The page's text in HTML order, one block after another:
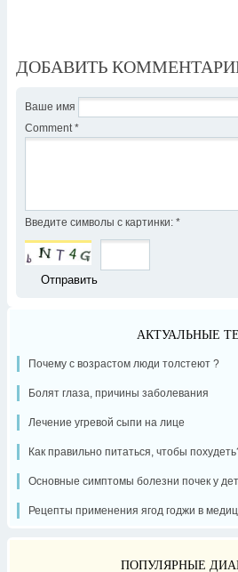
ДОБАВИТЬ
Ваше имя
Comment *
Введите символы с картинки: *
АКТУАЛЬНЫЕ
Почему с возрастом люди толстеют ?
Болят глаза, причины заболевания
Лечение угревой сыпи на лице
Как правильно питаться, чтобы
Основные симптомы болезни почек у
Рецепты применения ягод годжи в
ПОПУЛЯРНЫЕ